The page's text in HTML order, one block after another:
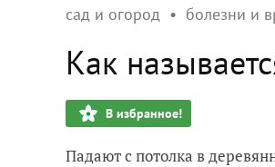
сад и огород болезни и
Как
В избранное!
Падают с потолка в